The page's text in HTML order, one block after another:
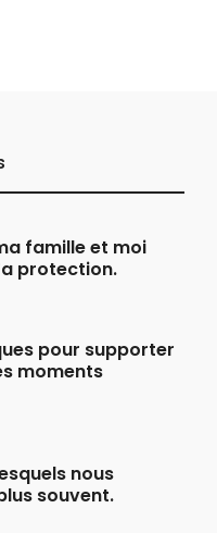
famille et moi
protection.
pour supporter
moments
nous
souvent.